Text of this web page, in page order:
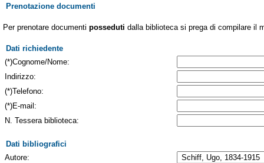
Prenotazione documenti
Per prenotare documenti posseduti dalla biblioteca si prega di compilare il
Dati richiedente
(*)Cognome/Nome:
Indirizzo:
(*)Telefono:
(*)E-mail:
N. Tessera biblioteca:
Dati bibliografici
Autore: